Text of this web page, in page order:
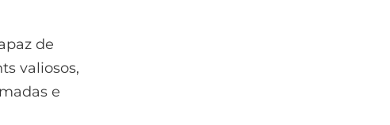
de
valiosos,
e